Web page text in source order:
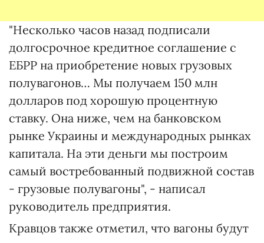
"Несколько часов назад подписали
долгосрочное кредитное соглашение с
ЕБРР на приобретение новых грузовых
полувагонов… Мы получаем 150 млн
долларов под хорошую процентную
ставку. Она ниже, чем на банковском
рынке Украины и международных рынках
капитала. На эти деньги мы построим
самый востребованный подвижной состав
- грузовые полувагоны", - написал
руководитель предприятия.
Кравцов также отметил, что вагоны будут